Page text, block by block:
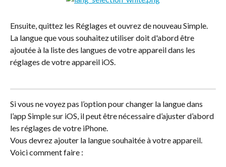
Ensuite, quittez les Réglages et ouvrez de nouveau Simple.
La langue que vous souhaitez utiliser doit d'abord être
ajoutée à la liste des langues de votre appareil dans les
réglages de votre appareil iOS.
Si vous ne voyez pas l’option pour changer la langue dans
l’app Simple sur iOS, il peut être nécessaire d’ajuster d’abord
les réglages de votre iPhone.
Vous devrez ajouter la langue souhaitée à votre appareil.
Voici comment faire :